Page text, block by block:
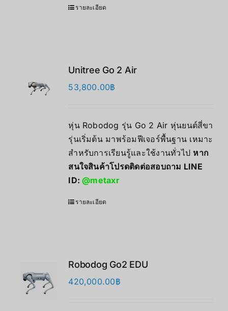
รายละเอียด
Unitree Go 2 Air
53,800.00฿
หุ่น Robodog รุ่น Go 2 Air หุ่นยนต์สี่ขา
รุ่นเริ่มต้น มาพร้อมฟีเจอร์พื้นฐาน เหมาะ
สำหรับการเรียนรู้และใช้งานทั่วไป หาก
สนใจสินค้าโปรดติดต่อสอบถาม LINE
ID:@metaxr
รายละเอียด
Robodog Go2 EDU
420,000.00฿